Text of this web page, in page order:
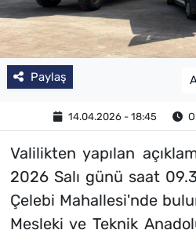
Paylaş
14.04.2026 - 18:45
Valilikten yapılan
2026 Salı günü saat
Çelebi Mahallesi'nde
Mesleki ve Teknik